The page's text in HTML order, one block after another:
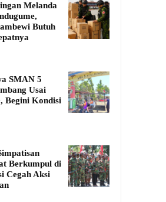
Melanda
Butuh
SMAN 5
Usai
Begini Kondisi
Berkumpul di
Cegah Aksi